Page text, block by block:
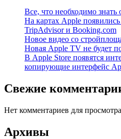
Все, что необходимо
На картах Apple
TripAdvisor и Booking.com
Новое видео со
Новая Apple TV не будет
В Apple Store появятся
копирующие интерфейс
Свежие
Нет комментариев для
Архивы